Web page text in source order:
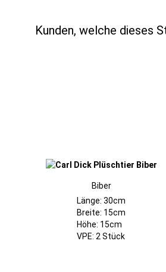
Kunden, welche dieses
Biber
Länge: 30cm
Breite: 15cm
Höhe: 15cm
VPE: 2 Stück